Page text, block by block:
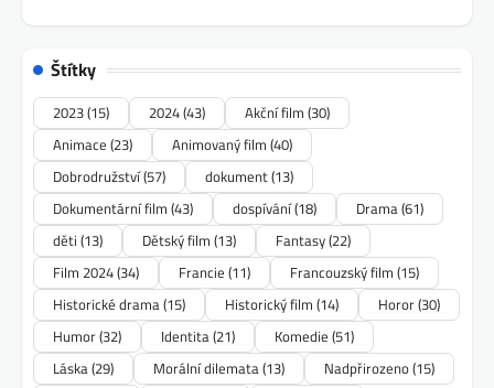
Štítky
2023(15) 2024(43) Akční film (30)
Animace (23) Animovaný film (40)
Dobrodružství(57) dokument(13)
Dokumentární film (43) dospívání(18) Drama(61)
děti (13) Dětský film (13) Fantasy(22)
Film 2024(34) Francie (11) Francouzský film (15)
Historické drama(15) Historický film (14) Horor(30)
Humor(32) Identita(21) Komedie (51)
Láska(29) Morální dilemata(13) Nadpřirozeno(15)